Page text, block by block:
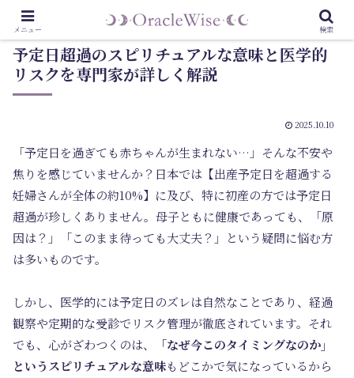
予定日超過のスピリチュアルな意味と医学的
リスクを専門家が詳しく解説
2025.10.10
「予定日を過ぎても赤ちゃんが生まれない…」そんな不安や
焦りを感じていませんか？日本では【出産予定日を超過する
妊婦さんが全体の約10%】に及び、特に初産の方では予定日
超過が珍しくありません。母子ともに健康であっても、「原
因は？」「このまま待っても大丈夫？」という疑問に悩む方
は多いものです。
しかし、医学的には予定日のズレは自然なことであり、経過
観察や定期的な受診でリスク管理が徹底されています。それ
でも、心がざわつくのは、
「なぜ今このタイミングなのか」
というスピリチュアルな意味もどこかで気になっているから
メニュー 検索